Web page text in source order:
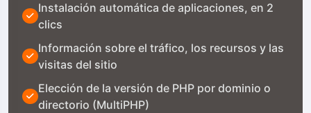
Instalación automática de aplicaciones, en 2
clics
Información sobre el tráfico, los recursos y las
visitas del sitio
Elección de la versión de PHP por dominio o
directorio (MultiPHP)